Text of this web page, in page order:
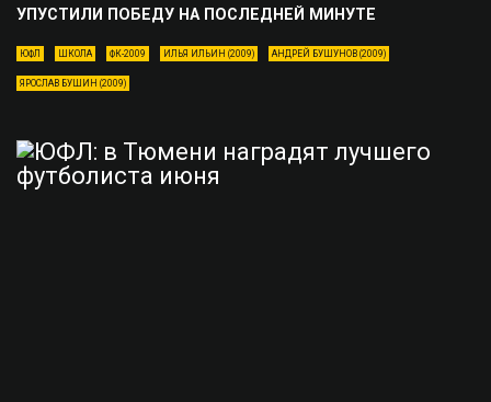
УПУСТИЛИ ПОБЕДУ НА ПОСЛЕДНЕЙ МИНУТЕ
ЮФЛ ШКОЛА ФК-2009 ИЛЬЯ ИЛЬИН (2009) АНДРЕЙ БУШУНОВ (2009)
ЯРОСЛАВ БУШИН (2009)